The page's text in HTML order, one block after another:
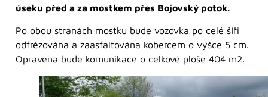
úseku před a za mostkem přes Bojovský potok.
Po obou stranách mostku bude vozovka po celé šíři
odfrézována a zaasfaltována kobercem o výšce 5 cm.
Opravena bude komunikace o celkové ploše 404 m2.